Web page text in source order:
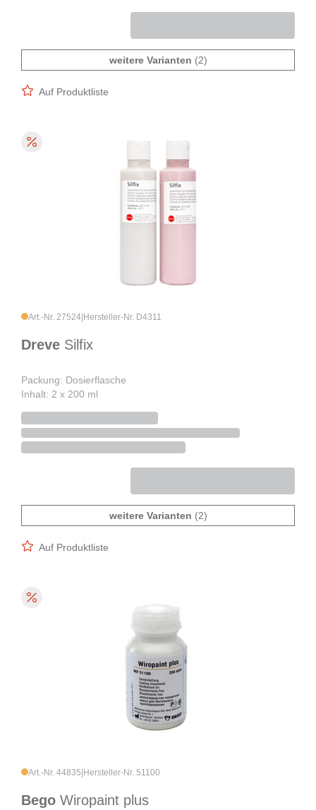
weitere Varianten (2)
Auf Produktliste
Art.-Nr. 27524 Hersteller-Nr. D4311
Dreve Silfix
Packung: Dosierflasche
Inhalt: 2 x 200 ml
weitere Varianten (2)
Auf Produktliste
Art.-Nr. 44835 Hersteller-Nr. 51100
Bego Wiropaint plus